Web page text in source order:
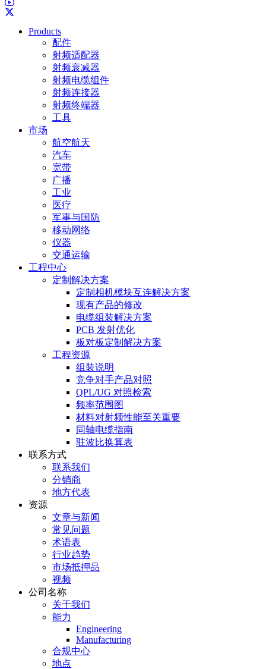
Products
配件
射频适配器
射频衰减器
射频电缆组件
射频连接器
射频终端器
工具
市场
航空航天
汽车
宽带
广播
工业
医疗
军事与国防
移动网络
仪器
交通运输
工程中心
定制解决方案
定制相机模块互连解决方案
现有产品的修改
电缆组装解决方案
PCB 发射优化
板对板定制解决方案
工程资源
组装说明
竞争对手产品对照
QPL/UG 对照检索
频率范围图
材料对射频性能至关重要
同轴电缆指南
驻波比换算表
联系方式
联系我们
分销商
地方代表
资源
文章与新闻
常见问题
术语表
行业趋势
市场抵押品
视频
公司名称
关于我们
能力
Engineering
Manufacturing
合规中心
地点